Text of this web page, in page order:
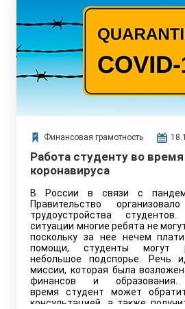
Финансовая грамотность
Работа студенту во
коронавируса
В России в связи с
Правительство
трудоустройства
ситуации многие ребята не
поскольку за нее нечем
помощи, студенты могут
небольшое подспорье. Речь
миссии, которая была
финансов и
время студент может
консультацией, а также